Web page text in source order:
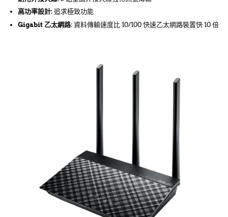
高功率設計: 追求極致功能
Gigabit 乙太網路: 資料傳輸速度比 10/100 快速乙太網路裝置快 10 倍